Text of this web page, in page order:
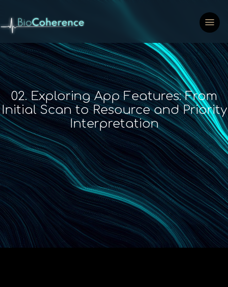
02. Exploring App Features: From
Initial Scan to Resource and Priority
Interpretation